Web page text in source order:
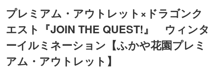
プレミアム・アウトレット×ドラゴンク
エスト『JOIN THE QUEST!』 ウィンタ
ーイルミネーション【ふかや花園プレミ
アム・アウトレット】